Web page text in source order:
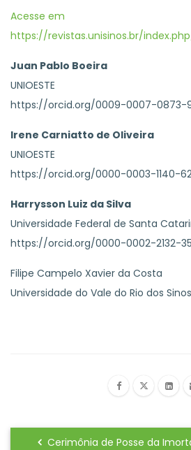
Acesse em
https://revistas.unisinos.br/
Juan Pablo Boeira
UNIOESTE
https://orcid.org/0009-0007-0873-
Irene Carniatto de Oliveira
UNIOESTE
https://orcid.org/0000-0003-1140-
Harrysson Luiz da Silva
Universidade Federal de Santa
https://orcid.org/0000-0002-2132-
Filipe Campelo Xavier da Costa
Universidade do Vale do Rio dos
Cerimônia de Posse da